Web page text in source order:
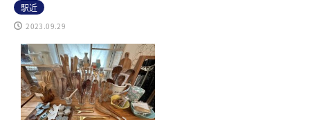
駅近
2023.09.29